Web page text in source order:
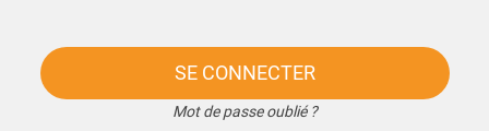
SE CONNECTER
Mot de passe oublié ?